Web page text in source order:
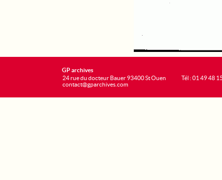
GP archives
24 rue du docteur Bauer 93400 St Ouen
contact@gparchives.com
Tél : 01 49 48